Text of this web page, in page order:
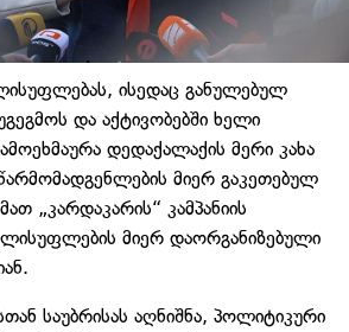
ისედაც განულებულ
და აქტივობებში ხელი
დედაქალაქის მერი კახა
მიერ გაკეთებულ
„კარდაკარის“ კამპანიის
მიერ დაორგანიზებული
საუბრისას აღნიშნა, პოლიტიკური